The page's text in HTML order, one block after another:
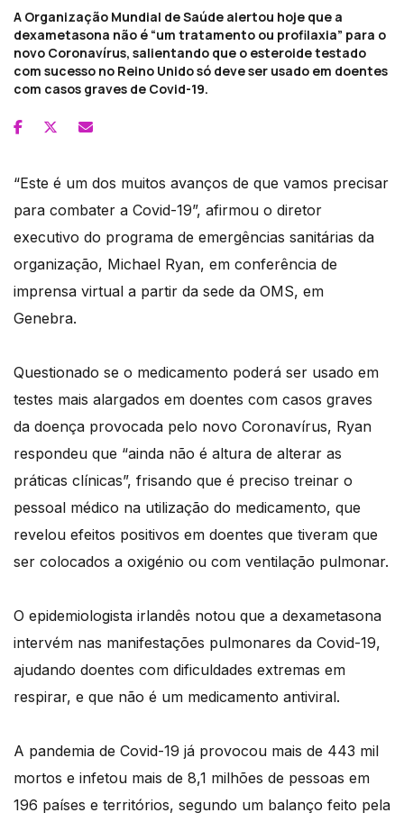
A Organização Mundial de Saúde alertou hoje que a
dexametasona não é “um tratamento ou profilaxia” para o
novo Coronavírus, salientando que o esteroide testado
com sucesso no Reino Unido só deve ser usado em doentes
com casos graves de Covid-19.
“Este é um dos muitos avanços de que vamos precisar
para combater a Covid-19”, afirmou o diretor
executivo do programa de emergências sanitárias da
organização, Michael Ryan, em conferência de
imprensa virtual a partir da sede da OMS, em
Genebra.
Questionado se o medicamento poderá ser usado em
testes mais alargados em doentes com casos graves
da doença provocada pelo novo Coronavírus, Ryan
respondeu que “ainda não é altura de alterar as
práticas clínicas”, frisando que é preciso treinar o
pessoal médico na utilização do medicamento, que
revelou efeitos positivos em doentes que tiveram que
ser colocados a oxigénio ou com ventilação pulmonar.
O epidemiologista irlandês notou que a dexametasona
intervém nas manifestações pulmonares da Covid-19,
ajudando doentes com dificuldades extremas em
respirar, e que não é um medicamento antiviral.
A pandemia de Covid-19 já provocou mais de 443 mil
mortos e infetou mais de 8,1 milhões de pessoas em
196 países e territórios, segundo um balanço feito pela